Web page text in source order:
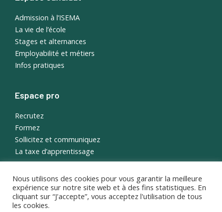
Admission à l’ISEMA
La vie de l’école
Stages et alternances
Employabilité et métiers
Infos pratiques
Espace pro
Recrutez
Formez
Sollicitez et communiquez
La taxe d’apprentissage
English
Portail étudiant
Nous utilisons des cookies pour vous garantir la meilleure
expérience sur notre site web et à des fins statistiques. En
cliquant sur “J'accepte”, vous acceptez l'utilisation de tous
les cookies.